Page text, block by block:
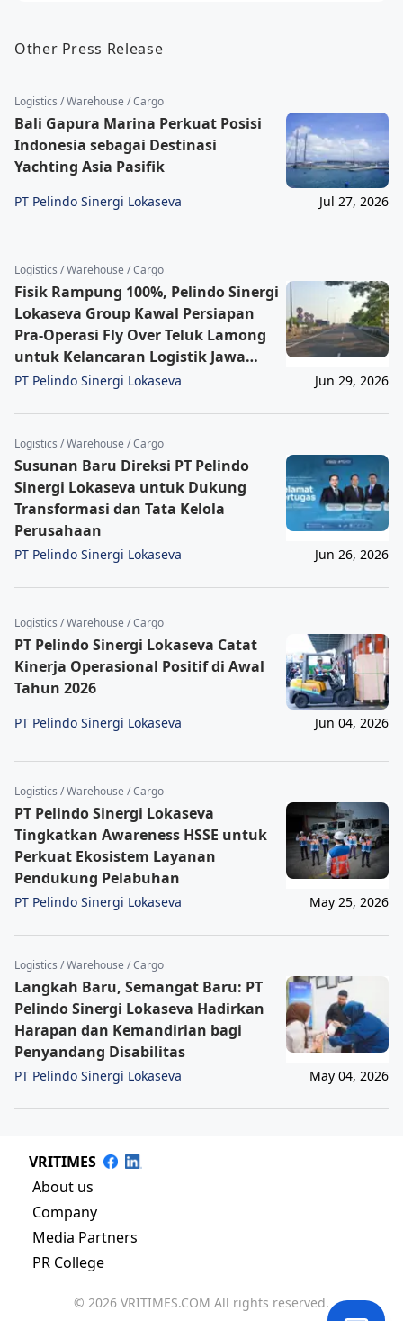
Other Press Release
Logistics / Warehouse / Cargo
Bali Gapura Marina Perkuat Posisi
Indonesia sebagai Destinasi
Yachting Asia Pasifik
PT Pelindo Sinergi Lokaseva Jul 27, 2026
Logistics / Warehouse / Cargo
Fisik Rampung 100%, Pelindo Sinergi
Lokaseva Group Kawal Persiapan
Pra-Operasi Fly Over Teluk Lamong
untuk Kelancaran Logistik Jawa
Timur
PT Pelindo Sinergi Lokaseva Jun 29, 2026
Logistics / Warehouse / Cargo
Susunan Baru Direksi PT Pelindo
Sinergi Lokaseva untuk Dukung
Transformasi dan Tata Kelola
Perusahaan
PT Pelindo Sinergi Lokaseva Jun 26, 2026
Logistics / Warehouse / Cargo
PT Pelindo Sinergi Lokaseva Catat
Kinerja Operasional Positif di Awal
Tahun 2026
PT Pelindo Sinergi Lokaseva Jun 04, 2026
Logistics / Warehouse / Cargo
PT Pelindo Sinergi Lokaseva
Tingkatkan Awareness HSSE untuk
Perkuat Ekosistem Layanan
Pendukung Pelabuhan
PT Pelindo Sinergi Lokaseva May 25, 2026
Logistics / Warehouse / Cargo
Langkah Baru, Semangat Baru: PT
Pelindo Sinergi Lokaseva Hadirkan
Harapan dan Kemandirian bagi
Penyandang Disabilitas
PT Pelindo Sinergi Lokaseva May 04, 2026
VRITIMES
About us
Company
Media Partners
PR College
© 2026 VRITIMES.COM All rights reserved.